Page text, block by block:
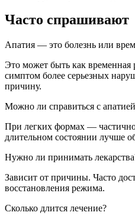
Часто спрашивают
Апатия — это болезнь или
Это может быть как временная
симптом более серьезных
причину.
Можно ли справиться с
При легких формах —
длительном состоянии лучше
Нужно ли принимать
Зависит от причины. Часто
восстановления режима.
Сколько длится лечение?